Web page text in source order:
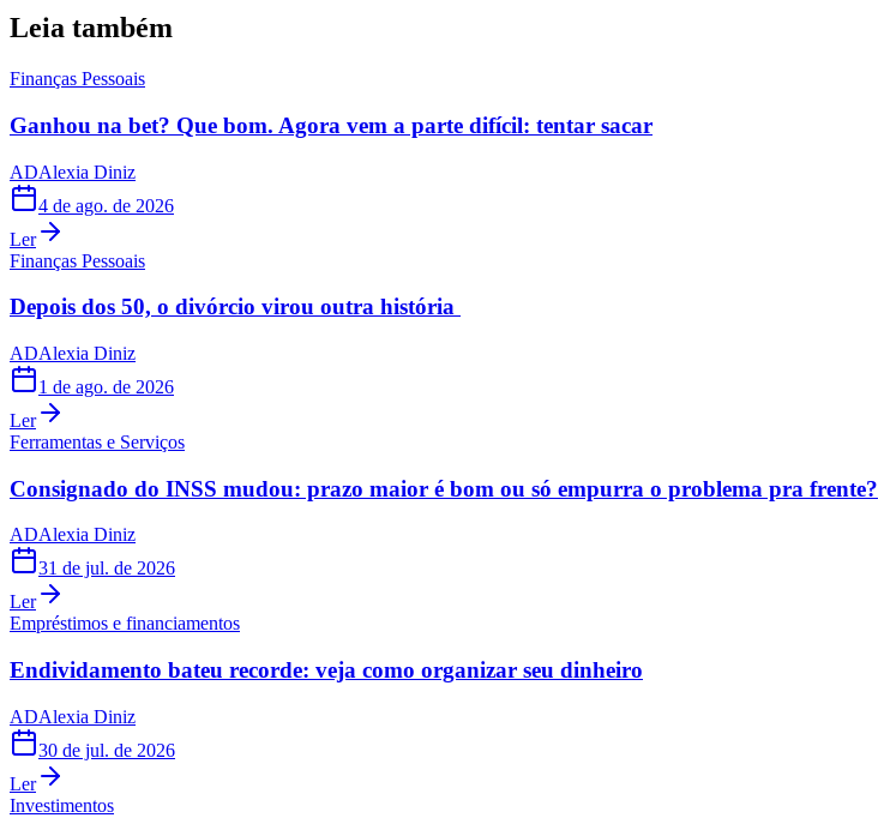
Leia também
Finanças Pessoais
Ganhou na bet? Que bom. Agora vem a parte difícil: tentar sacar
ADAlexia Diniz
4 de ago. de 2026
Ler
Finanças Pessoais
Depois dos 50, o divórcio virou outra história
ADAlexia Diniz
1 de ago. de 2026
Ler
Ferramentas e Serviços
Consignado do INSS mudou: prazo maior é bom ou só empurra o problema pra frente?
ADAlexia Diniz
31 de jul. de 2026
Ler
Empréstimos e financiamentos
Endividamento bateu recorde: veja como organizar seu dinheiro
ADAlexia Diniz
30 de jul. de 2026
Ler
Investimentos